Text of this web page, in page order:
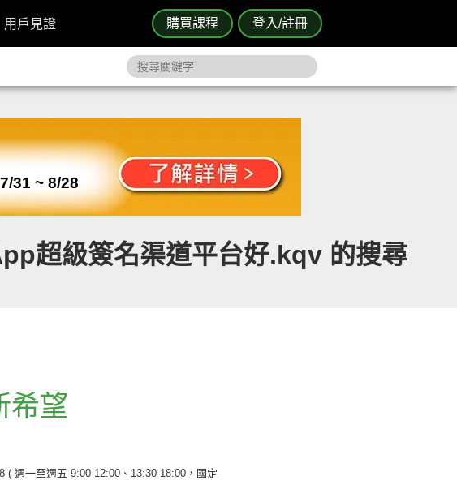
購買課程 登入/註冊
用戶見證
7/31 ~ 8/28
超級簽名渠道平台好.kqv 的搜尋
希望
( 週一至週五 9:00-12:00、13:30-18:00，國定